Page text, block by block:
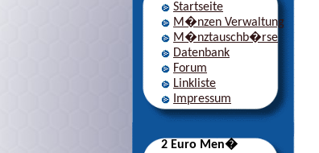
Startseite
M�nzen Verwaltung
M�nztauschb�rse
Datenbank
Forum
Linkliste
Impressum
2 Euro Men�